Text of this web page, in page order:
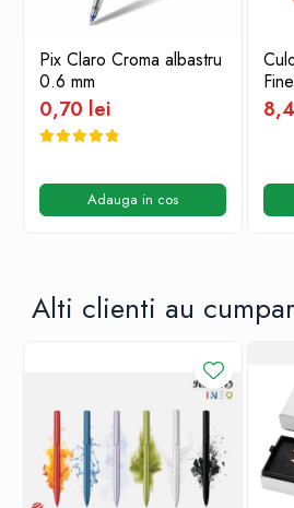
Pix Claro Croma albastru
0.6 mm
0,70 lei
Adauga in cos
Alti clienti au